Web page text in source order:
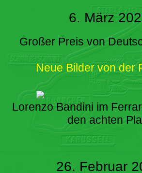
6. März
Großer Preis von
Neue Bilder von der
Lorenzo Bandini im
den achten
26. Februar